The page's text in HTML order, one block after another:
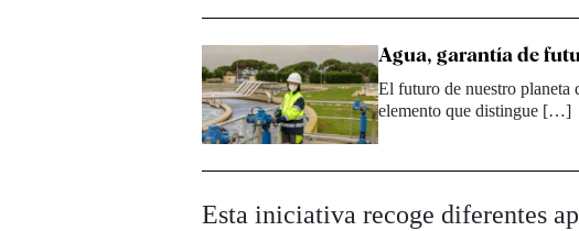
Agua, garantía de
El futuro de nuestro planeta
elemento que distingue […]
Esta iniciativa recoge diferentes